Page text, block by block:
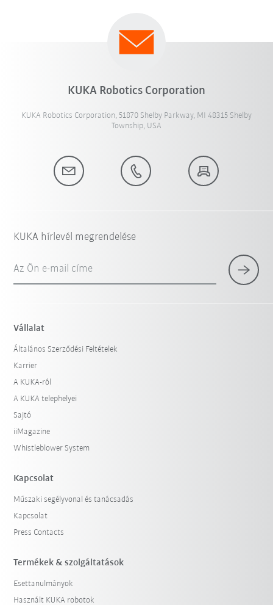
KUKA Robotics Corporation
KUKA Robotics Corporation, 51870 Shelby Parkway, MI 48315 Shelby
Township, USA
KUKA hírlevél megrendelése
Az Ön e-mail címe
Vállalat
Általános Szerződési Feltételek
Karrier
A KUKA-ról
A KUKA telephelyei
Sajtó
iiMagazine
Whistleblower System
Kapcsolat
Műszaki segélyvonal és tanácsadás
Kapcsolat
Press Contacts
Termékek & szolgáltatások
Esettanulmányok
Használt KUKA robotok